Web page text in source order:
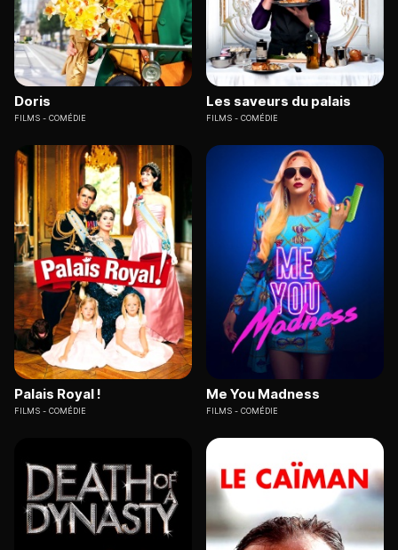
Doris
FILMS COMÉDIE
Les saveurs du palais
FILMS COMÉDIE
Palais Royal !
FILMS COMÉDIE
Me You Madness
FILMS COMÉDIE